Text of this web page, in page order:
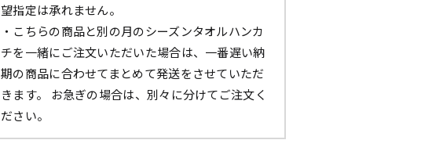
望指定は承れません。
・こちらの商品と別の月のシーズンタオルハンカ
チを一緒にご注文いただいた場合は、一番遅い納
期の商品に合わせてまとめて発送をさせていただ
きます。 お急ぎの場合は、別々に分けてご注文く
ださい。